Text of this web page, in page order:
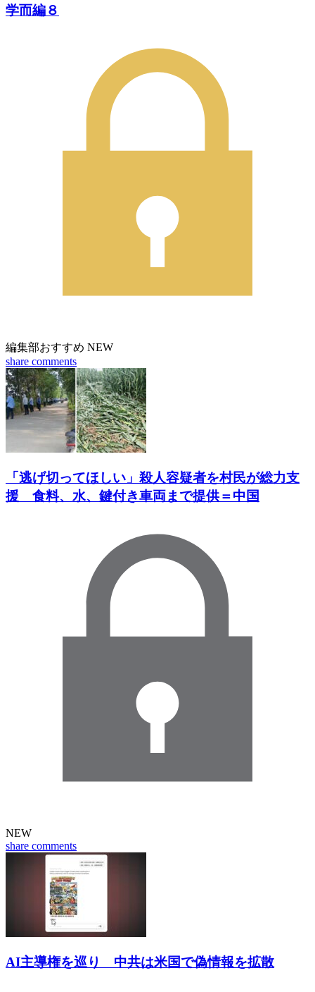
学而編８
編集部おすすめ NEW
share comments
「逃げ切ってほしい」殺人容疑者を村民が総力支
援 食料、水、鍵付き車両まで提供＝中国
NEW
share comments
AI主導権を巡り 中共は米国で偽情報を拡散